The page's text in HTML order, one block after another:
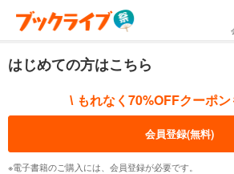
はじめての方はこちら
\ もれなく70%OFFクーポ
会員登録(無料)
※電子書籍のご購入には、会員登録が必要です。